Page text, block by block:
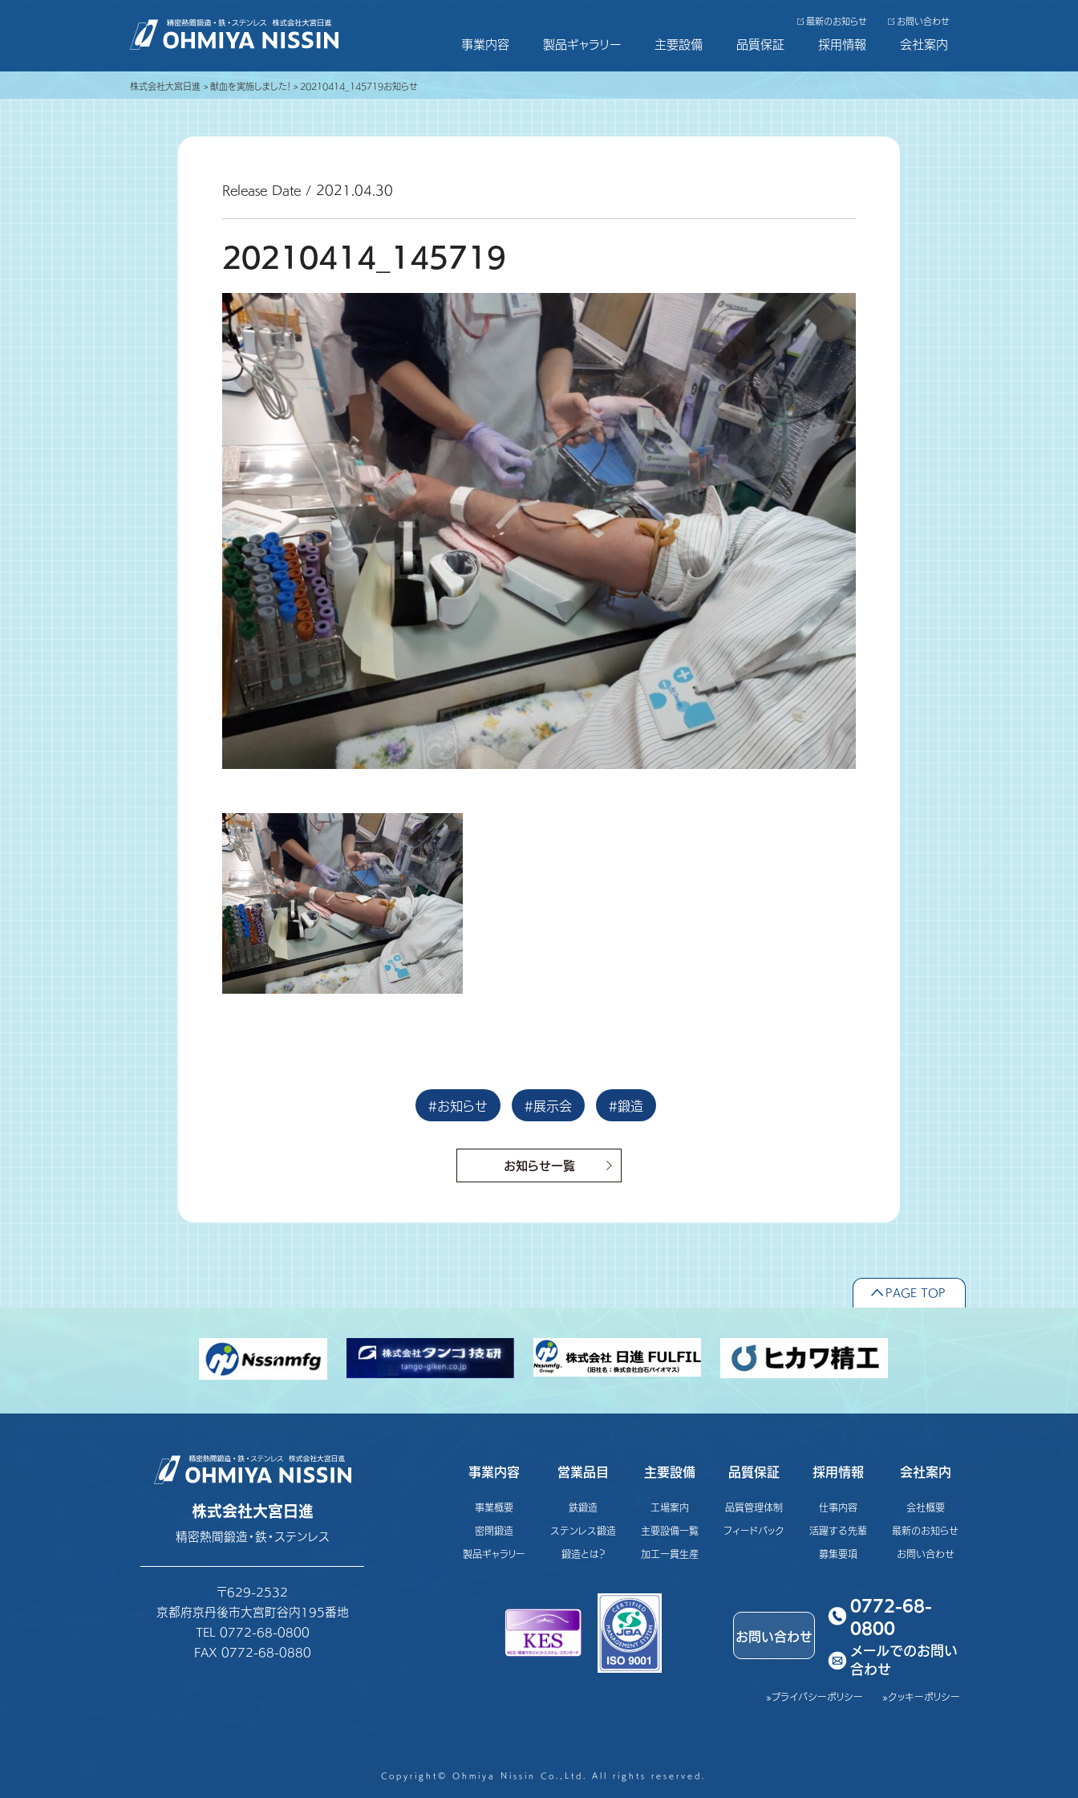
最新のお知らせ お問い合わせ
事業内容 製品ギャラリー 主要設備 品質保証 採用情報 会社案内
株式会社大宮日進 お知らせ
献血を実施しました！ 20210414_145719
Release Date / 2021.04.30
20210414_145719
#お知らせ #展示会 #鍛造
お知らせ一覧
PAGE TOP
株式会社大宮日進
精密熱間鍛造・鉄・ステンレス
〒629-2532
京都府京丹後市大宮町谷内195番地
TEL 0772-68-0800
FAX 0772-68-0880
事業内容
事業概要
密閉鍛造
製品ギャラリー
営業品目
鉄鍛造
ステンレス鍛造
鍛造とは？
主要設備
工場案内
主要設備一覧
加工一貫生産
品質保証
品質管理体制
フィードバック
採用情報
仕事内容
活躍する先輩
募集要項
会社案内
会社概要
最新のお知らせ
お問い合わせ
お問い合わせ
0772-68-
0800
メールでのお問い
合わせ
»プライバシーポリシー »クッキーポリシー
Copyright© Ohmiya Nissin Co.,Ltd. All rights reserved.